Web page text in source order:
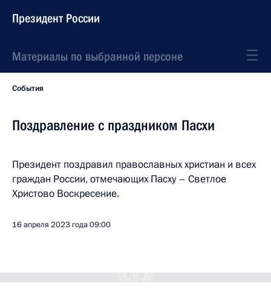
Президент России
Материалы по выбранной персоне
События
Поздравление с праздником Пасхи
Президент поздравил православных христиан и всех
граждан России, отмечающих Пасху – Светлое
Христово Воскресение.
16 апреля 2023 года09:00